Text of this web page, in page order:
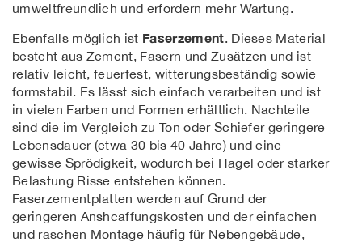
umweltfreundlich und erfordern mehr Wartung.
Ebenfalls möglich ist Faserzement. Dieses Material
besteht aus Zement, Fasern und Zusätzen und ist
relativ leicht, feuerfest, witterungsbeständig sowie
formstabil. Es lässt sich einfach verarbeiten und ist
in vielen Farben und Formen erhältlich. Nachteile
sind die im Vergleich zu Ton oder Schiefer geringere
Lebensdauer (etwa 30 bis 40 Jahre) und eine
gewisse Sprödigkeit, wodurch bei Hagel oder starker
Belastung Risse entstehen können.
Faserzementplatten werden auf Grund der
geringeren Anshcaffungskosten und der einfachen
und raschen Montage häufig für Nebengebäude,